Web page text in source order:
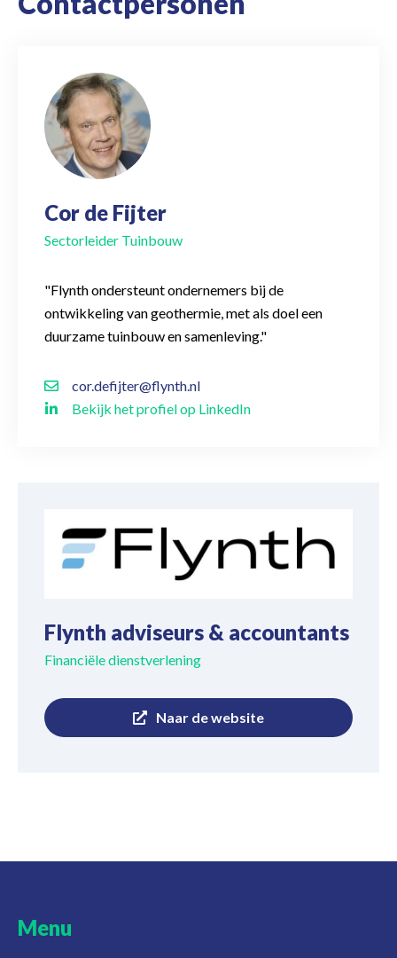
Cor de Fijter
Sectorleider Tuinbouw
"Flynth ondersteunt ondernemers bij de
ontwikkeling van geothermie, met als doel een
duurzame tuinbouw en samenleving."
cor.defijter@flynth.nl
Bekijk het profiel op LinkedIn
Flynth adviseurs & accountants
Financiële dienstverlening
Naar de website
Menu